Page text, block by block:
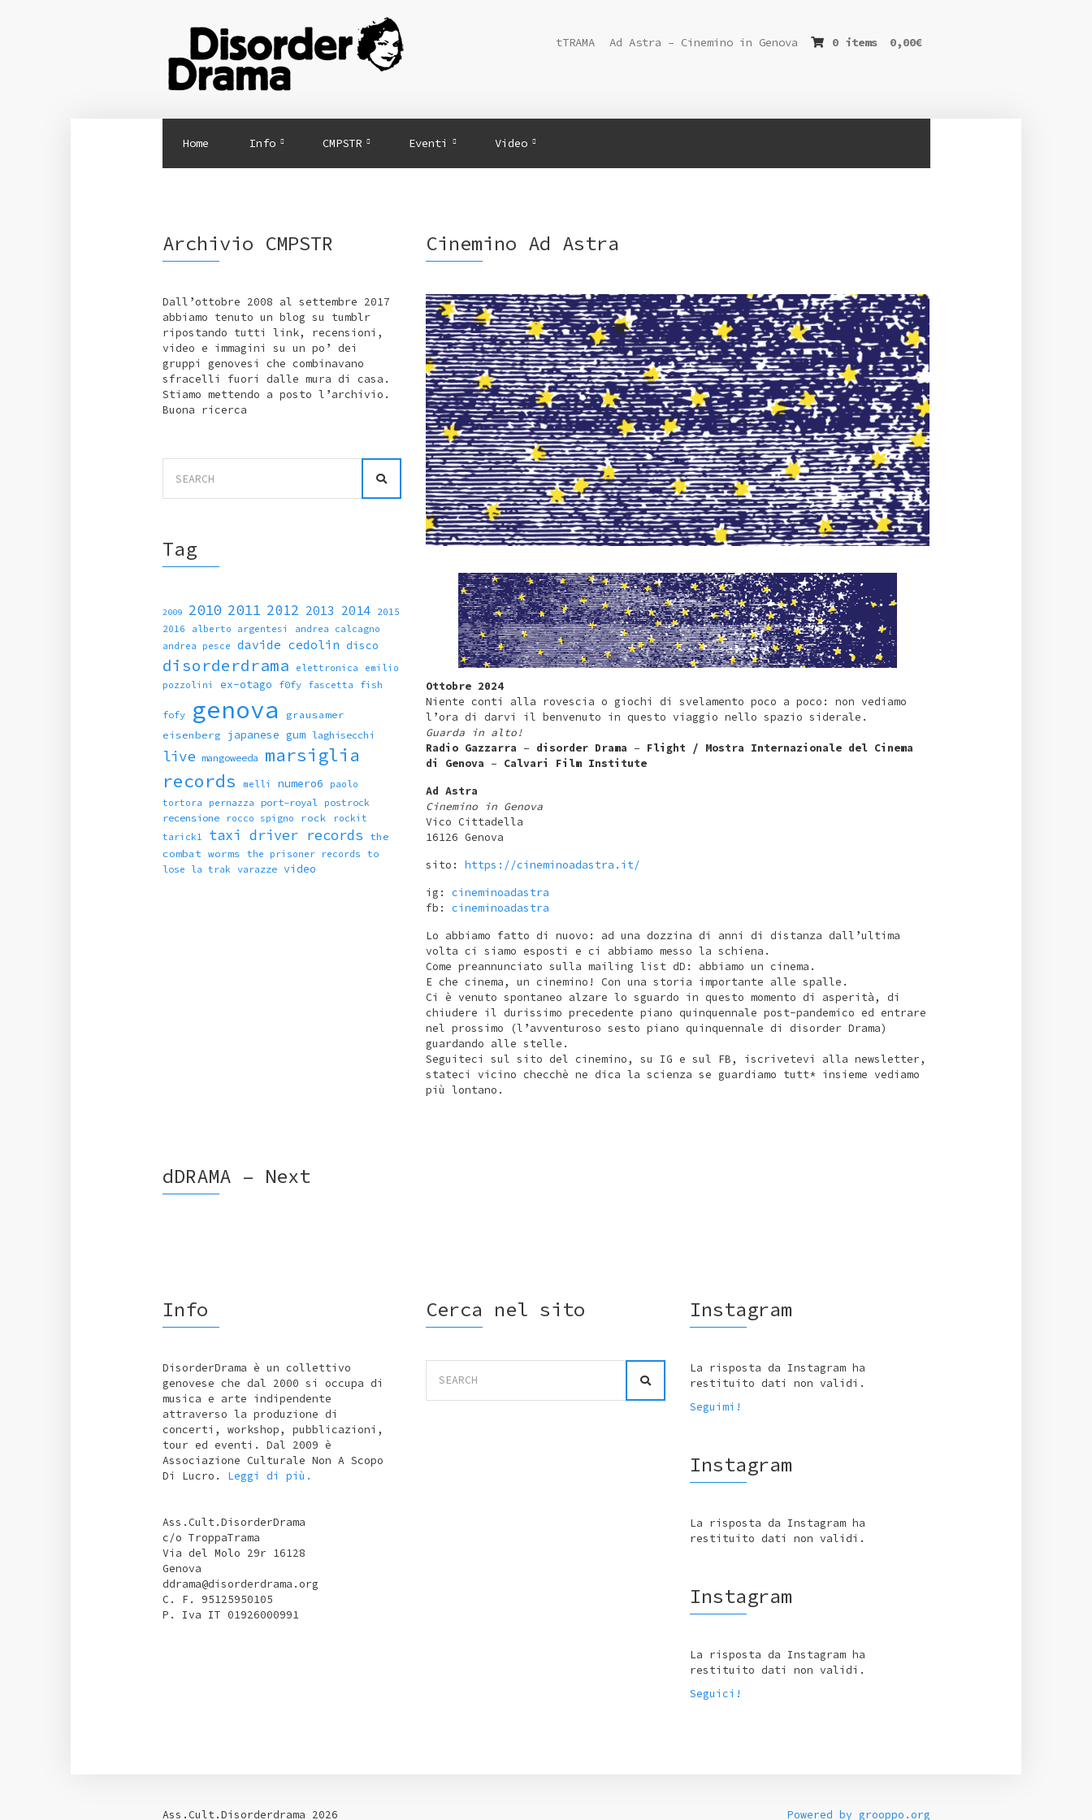
tTRAMA Ad Astra – Cinemino in Genova 0 items 0,00€
Home Info CMPSTR Eventi Video
Cinemino Ad Astra
Ottobre 2024
Niente conti alla rovescia o giochi di svelamento poco a poco: non vediamo
l’ora di darvi il benvenuto in questo viaggio nello spazio siderale.
Guarda in alto!
Radio Gazzarra – disorder Drama – Flight / Mostra Internazionale del Cinema
di Genova – Calvari Film Institute
Ad Astra
Cinemino in Genova
Vico Cittadella
16126 Genova
sito:https://cineminoadastra.it/
ig:cineminoadastra
fb:cineminoadastra
Lo abbiamo fatto di nuovo: ad una dozzina di anni di distanza dall’ultima
volta ci siamo esposti e ci abbiamo messo la schiena.
Come preannunciato sulla mailing list dD: abbiamo un cinema.
E che cinema, un cinemino! Con una storia importante alle spalle.
Ci è venuto spontaneo alzare lo sguardo in questo momento di asperità, di
chiudere il durissimo precedente piano quinquennale post-pandemico ed entrare
nel prossimo (l’avventuroso sesto piano quinquennale di disorder Drama)
guardando alle stelle.
Seguiteci sul sito del cinemino, su IG e sul FB, iscrivetevi alla newsletter,
stateci vicino checchè ne dica la scienza se guardiamo tutt* insieme vediamo
più lontano.
Archivio CMPSTR
Dall’ottobre 2008 al settembre 2017
abbiamo tenuto un blog su tumblr
ripostando tutti link, recensioni,
video e immagini su un po’ dei
gruppi genovesi che combinavano
sfracelli fuori dalle mura di casa.
Stiamo mettendo a posto l’archivio.
Buona ricerca
for:
Tag
2009 2010 2011 2012 2013 2014
2015
2016
alberto argentesi
andrea calcagno
andrea pesce
davide cedolin disco
disorderdrama elettronica
emilio
pozzolini
ex-otago f0fy fascetta fish
fofy genova
grausamer
eisenberg
japanese gum laghisecchi
live mangoweeda
marsiglia
records
melli numero6
paolo
tortora
pernazza port-royal postrock
recensione rocco spigno rock
rockit
tarick1
taxi driver records
the
combat worms
the prisoner records
to
lose la trak
varazze video
dDRAMA – Next
Info
DisorderDrama è un collettivo
genovese che dal 2000 si occupa di
musica e arte indipendente
attraverso la produzione di
concerti, workshop, pubblicazioni,
tour ed eventi. Dal 2009 è
Associazione Culturale Non A Scopo
Di Lucro. Leggi di più.
Ass.Cult.DisorderDrama
c/o TroppaTrama
Via del Molo 29r 16128
Genova
ddrama@disorderdrama.org
C. F. 95125950105
P. Iva IT 01926000991
Cerca nel sito
for:
Instagram
La risposta da Instagram ha
restituito dati non validi.
Seguimi!
Instagram
La risposta da Instagram ha
restituito dati non validi.
Instagram
La risposta da Instagram ha
restituito dati non validi.
Seguici!
Ass.Cult.Disorderdrama 2026 Powered by grooppo.org